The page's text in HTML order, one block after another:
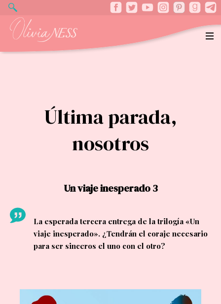
Última parada,
nosotros
Un viaje inesperado 3
La esperada tercera entrega de la trilogía «Un
viaje inesperado». ¿Tendrán el coraje necesario
para ser sinceros el uno con el otro?